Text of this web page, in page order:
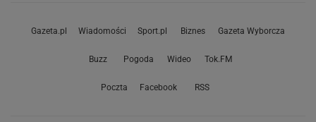
Gazeta.pl Wiadomości Sport.pl Biznes Gazeta Wyborcza
Buzz Pogoda Wideo Tok.FM
Poczta Facebook RSS